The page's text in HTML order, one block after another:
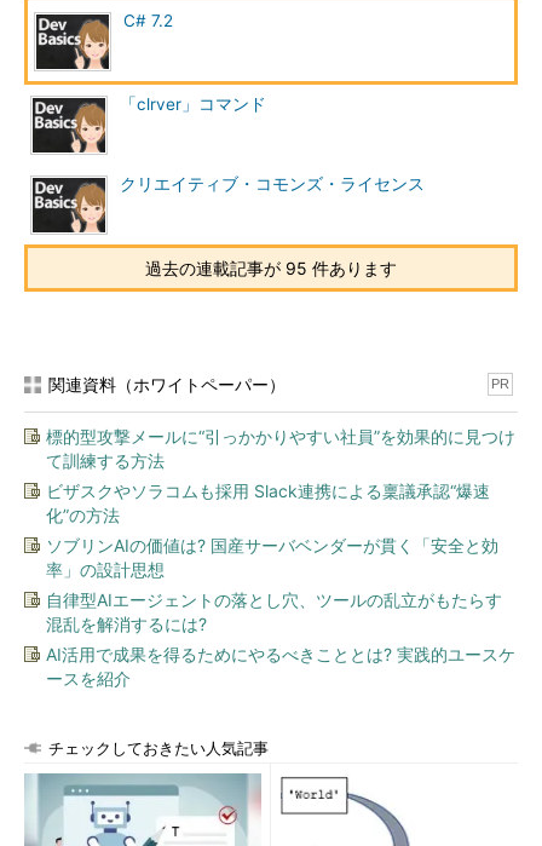
C# 7.2
「clrver」コマンド
クリエイティブ・コモンズ・ライセンス
過去の連載記事が 95 件あります
関連資料（ホワイトペーパー） PR
標的型攻撃メールに“引っかかりやすい社員”を効果的に見つけ
て訓練する方法
ビザスクやソラコムも採用 Slack連携による稟議承認“爆速
化”の方法
ソブリンAIの価値は? 国産サーバベンダーが貫く「安全と効
率」の設計思想
自律型AIエージェントの落とし穴、ツールの乱立がもたらす
混乱を解消するには?
AI活用で成果を得るためにやるべきこととは? 実践的ユースケ
ースを紹介
チェックしておきたい人気記事